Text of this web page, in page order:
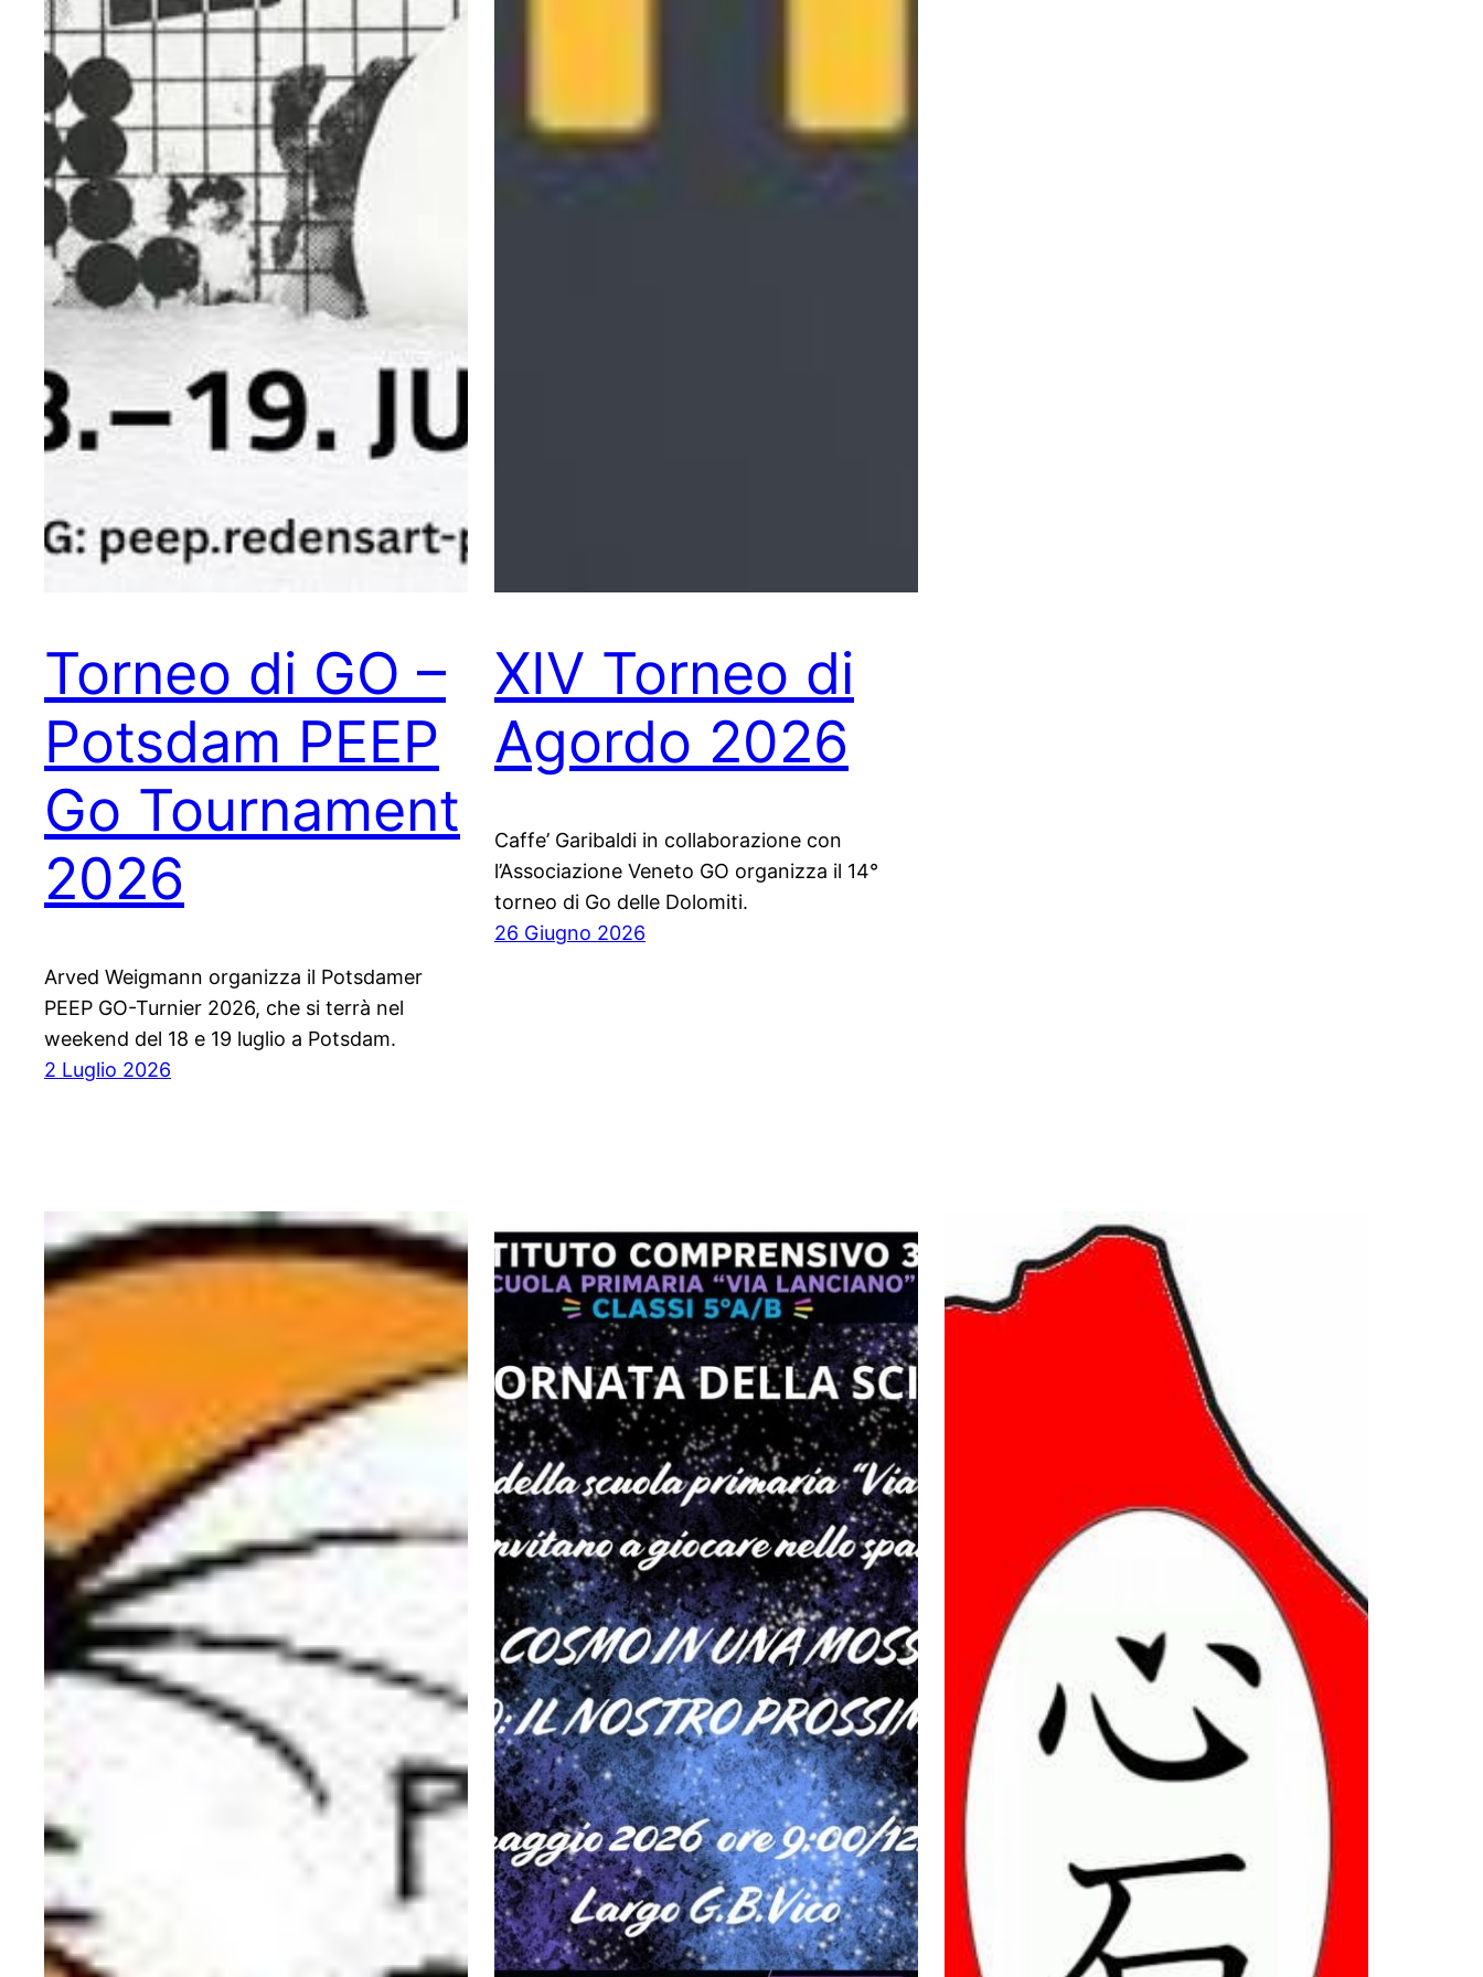
Torneo di GO –
Potsdam PEEP
Go Tournament
2026
Arved Weigmann organizza il Potsdamer
PEEP GO-Turnier 2026, che si terrà nel
weekend del 18 e 19 luglio a Potsdam.
2 Luglio 2026
XIV Torneo di
Agordo 2026
Caffe’ Garibaldi in collaborazione con
l’Associazione Veneto GO organizza il 14°
torneo di Go delle Dolomiti.
26 Giugno 2026